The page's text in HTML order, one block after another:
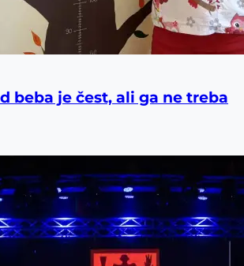
beba je čest, ali ga ne treba